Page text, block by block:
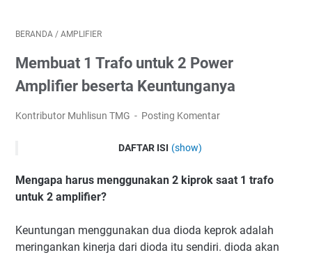
BERANDA / AMPLIFIER
Membuat 1 Trafo untuk 2 Power
Amplifier beserta Keuntunganya
Kontributor Muhlisun TMG Posting Komentar
DAFTAR ISI (show)
Pengalaman Pada penerapan satu trafo untuk dua
Mengapa harus menggunakan 2 kiprok saat 1 trafo
untuk 2 amplifier?
Keuntungan menggunakan dua dioda keprok adalah
meringankan kinerja dari dioda itu sendiri. dioda akan